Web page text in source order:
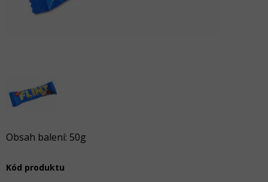
Obsah balení: 50g
Kód produktu